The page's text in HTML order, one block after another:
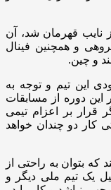
آسیایی 2022 هانگژو نیز نایب قهرمان شد، آن
گروهی و همچنین فینال
این تیم و توجه به
این دوره از مسابقات
قرار بر اعزام تیمی
کار دو چندان خواهد
که بتوان به راحتی از
یک تیم ملی دیگر و